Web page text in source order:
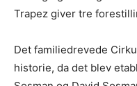
Trapez giver tre
Det familiedrevede
historie, da det blev